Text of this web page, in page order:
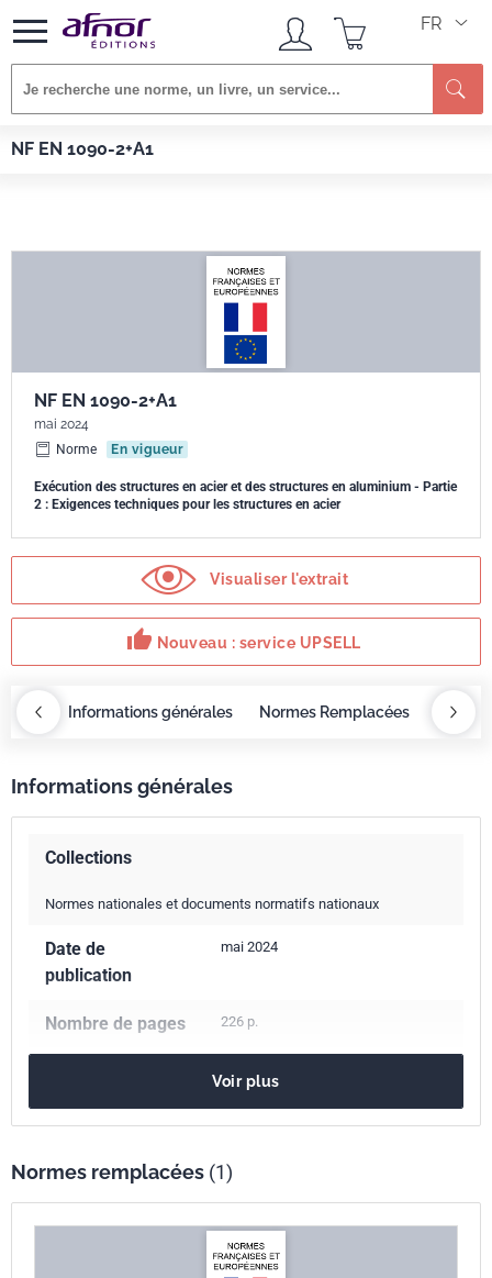
FR
NF EN 1090-2+A1
Afnor EDITIONS Normes
NF EN 1090-2+A1
mai 2024
Norme
En vigueur
Exécution des structures en acier et des structures en aluminium - Partie
2 : Exigences techniques pour les structures en acier
Visualiser l'extrait
thumb_up Nouveau : service UPSELL
Informations générales Normes Remplacées
Informations générales
Collections
Normes nationales et documents normatifs nationaux
Date de
publication
mai 2024
Nombre de pages 226 p.
Codes ICS
Indice de
classement
P22-101-2
1
Voir plus
Normes remplacées (1)